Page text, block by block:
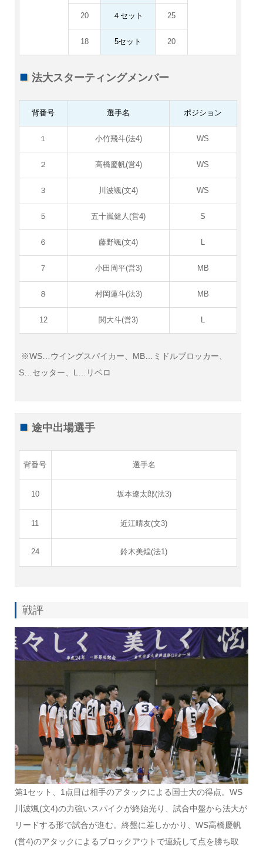
20 ４セット 25
18 5セット 20
法大スターティングメンバー
背番号 選手名 ポジション
１ 小竹飛斗(法4) WS
２ 高橋慶帆(営4) WS
３ 川波颯(文4) WS
５ 五十嵐健人(営4) S
６ 藤野颯(文4) L
７ 小田周平(営3) MB
８ 村岡蓮斗(法3) MB
12 関大斗(営3) L
※WS…ウイングスパイカー、MB…ミドルブロッカー、
S…セッター、L…リベロ
途中出場選手
背番号 選手名
10 坂本遼太郎(法3)
11 近江晴友(文3)
24 鈴木美煌(法1)
戦評
第1セット、1点目は相手のアタックによる国士大の得点。WS
川波颯(文4)の力強いスパイクが終始光り、試合中盤から法大が
リードする形で試合が進む。終盤に差しかかり、WS高橋慶帆
(営4)のアタックによるブロックアウトで連続して点を勝ち取